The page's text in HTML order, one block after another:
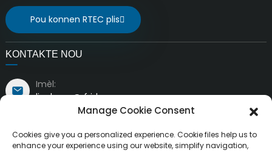
Pou konnen RTEC plis
KONTAKTE NOU
Imèl:
liuchang@rfrid.com
Syantifik, Vil MianYang, Sichuan, Lachin 621000
Manage Cookie Consent
Cookies give you a personalized experience. Cookie files help us to
enhance your experience using our website, simplify navigation,